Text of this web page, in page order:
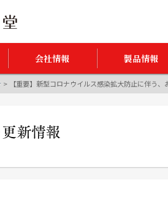
会社情報 製品情報
> 【重要】新型コロナウイルス感染拡大防止に伴う